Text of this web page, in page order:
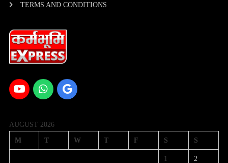
TERMS AND CONDITIONS
AUGUST 2026
M T W T F S S
1 2